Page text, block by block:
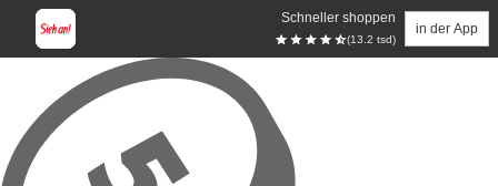
Schneller shoppen
(13.2 tsd)
in der App
Zum Hauptinhalt springen